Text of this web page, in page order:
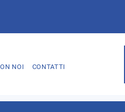
NOI CONTATTI